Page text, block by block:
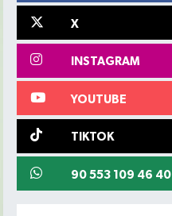
X
INSTAGRAM
YOUTUBE
TIKTOK
90 553 109 46 40